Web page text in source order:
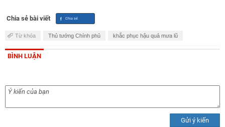
Chia sẻ bài viết
Từ khóa Thủ tướng Chính phủ khắc phục hậu quả mưa lũ
BÌNH LUẬN
Gửi ý kiến